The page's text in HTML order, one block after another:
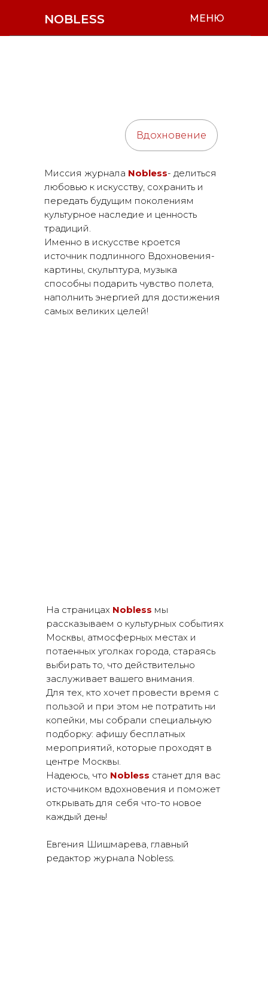
NOBLESS МЕНЮ
Вдохновение
Миссия журнала Nobless- делиться
любовью к искусству, сохранить и
передать будущим поколениям
культурное наследие и ценность
традиций.
Именно в искусстве кроется
источник подлинного Вдохновения-
картины, скульптура, музыка
способны подарить чувство полета,
наполнить энергией для достижения
самых великих целей!
На страницах Nobless мы
рассказываем о культурных событиях
Москвы, атмосферных местах и
потаенных уголках города, стараясь
выбирать то, что действительно
заслуживает вашего внимания.
Для тех, кто хочет провести время с
пользой и при этом не потратить ни
копейки, мы собрали специальную
подборку: афишу бесплатных
мероприятий, которые проходят в
центре Москвы.
Надеюсь, что Nobless станет для вас
источником вдохновения и поможет
открывать для себя что-то новое
каждый день!
Евгения Шишмарева, главный
редактор журнала Nobless.